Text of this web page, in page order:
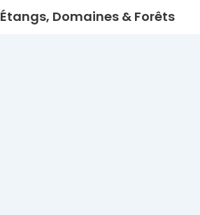
Étangs, Domaines & Forêts